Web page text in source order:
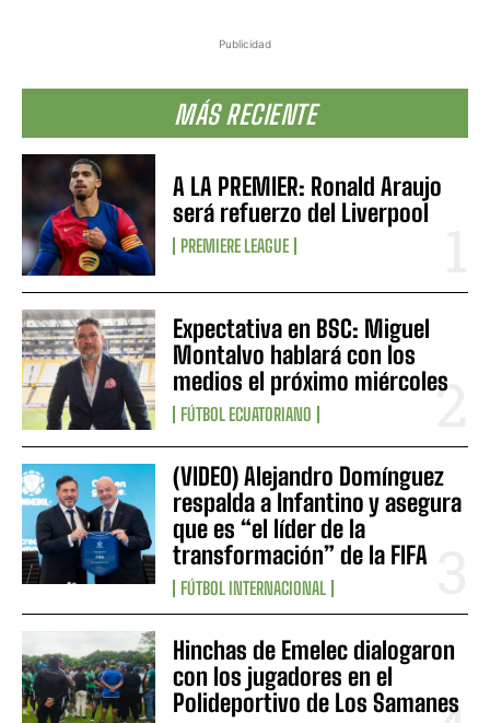
Publicidad
MÁS RECIENTE
A LA PREMIER: Ronald Araujo
será refuerzo del Liverpool
PREMIERE LEAGUE
Expectativa en BSC: Miguel
Montalvo hablará con los
medios el próximo miércoles
FÚTBOL ECUATORIANO
(VIDEO) Alejandro Domínguez
respalda a Infantino y asegura
que es “el líder de la
transformación” de la FIFA
FÚTBOL INTERNACIONAL
Hinchas de Emelec dialogaron
con los jugadores en el
Polideportivo de Los Samanes